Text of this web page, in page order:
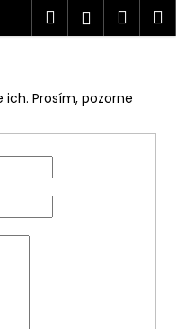
Hľadať
Prosím, pozorne